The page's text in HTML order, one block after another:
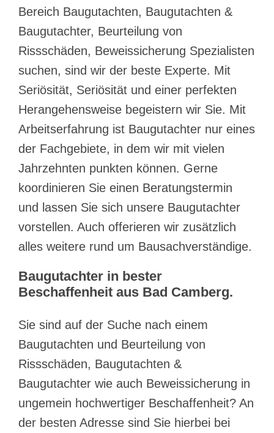
Bereich Baugutachten, Baugutachten &
Baugutachter, Beurteilung von
Rissschäden, Beweissicherung Spezialisten
suchen, sind wir der beste Experte. Mit
Seriösität, Seriösität und einer perfekten
Herangehensweise begeistern wir Sie. Mit
Arbeitserfahrung ist Baugutachter nur eines
der Fachgebiete, in dem wir mit vielen
Jahrzehnten punkten können. Gerne
koordinieren Sie einen Beratungstermin
und lassen Sie sich unsere Baugutachter
vorstellen. Auch offerieren wir zusätzlich
alles weitere rund um Bausachverständige.
Baugutachter in bester
Beschaffenheit aus Bad Camberg.
Sie sind auf der Suche nach einem
Baugutachten und Beurteilung von
Rissschäden, Baugutachten &
Baugutachter wie auch Beweissicherung in
ungemein hochwertiger Beschaffenheit? An
der besten Adresse sind Sie hierbei bei